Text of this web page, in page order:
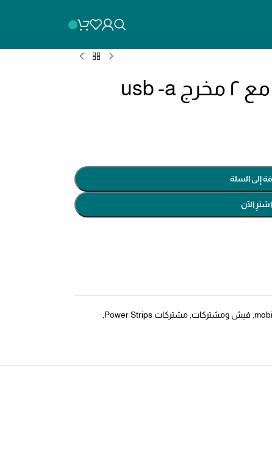
إلى السلة
اشترِ الآن
فيش ومشتركات مشتركات Power Strips